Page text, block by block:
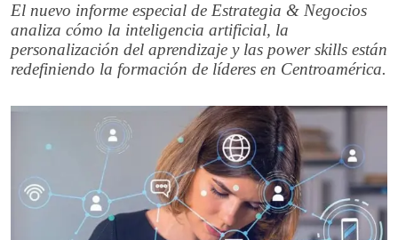
El nuevo informe especial de Estrategia & Negocios
analiza cómo la inteligencia artificial, la
personalización del aprendizaje y las power skills están
redefiniendo la formación de líderes en Centroamérica.